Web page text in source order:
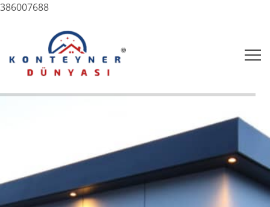
386007688